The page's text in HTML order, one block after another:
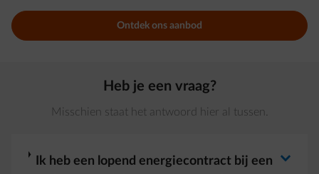
Ontdek ons aanbod
Heb je een vraag?
Misschien staat het antwoord hier al tussen.
Ik heb een lopend energiecontract bij een
arrow-right